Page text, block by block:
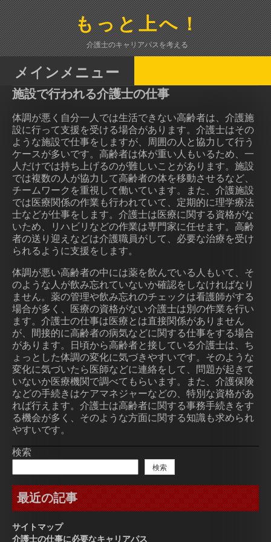
コ
ン
テ
ン
ツ
もっと上へ！
介護士のキャリアパスを考える
メインメニュー
施設で行われる介護士の仕事
体調が悪く自分一人では生活できない高齢者は、介護施
設に行って支援を受ける場合があります。介護士はその
ような施設で仕事をしますが、周囲の人と協力して行う
ケースが多いです。高齢者は体が重い人もいるため、一
人だけでは持ち上げるのが難しいことがあります。施設
では複数の人が協力して高齢者の体を移動させるなど、
チームワークを重視して働いています。また、介護施設
では医療関係の作業も行われていて、定期的に理学療法
士などが仕事をします。介護士は医療に関する資格がな
いため、リハビリなどの作業は専門家に任せます。高齢
者の送り迎えなどは介護職員がして、必要な治療を受け
られるように支援をします。
体調が悪い高齢者の中には薬を飲んでいる人もいて、そ
のような人が飲み忘れていないか確認をしなければなり
ません。薬の管理や飲み忘れのチェックは看護師がする
場合が多く、医療の資格がない介護士は別の作業を行い
ます。介護士の仕事は医療とは直接関係がありません
が、間接的に高齢者の病気などに関する仕事をする場合
があります。日頃から高齢者と接している介護士は、ち
ょっとした体調の変化に気づきやすいです。そのような
変化に気づいたら医師などに連絡をして、問題が起きて
いないか医療機関で調べてもらいます。また、介護保険
などの手続きはケアマネジャーなどの、特別な資格があ
れば行えます。介護士は高齢者に関する事務手続きをす
る機会が多く、そのような方面に関する知識も求められ
やすいです。
検索
検索
最近の記事
サイトマップ
介護士の仕事に必要なキャリアパス